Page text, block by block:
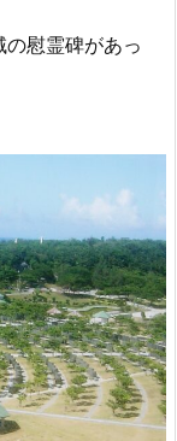
慰霊碑があっ